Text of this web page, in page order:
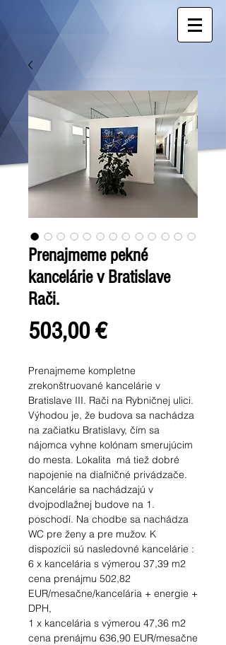
Prenajmeme pekné
kancelárie v Bratislave
Rači.
503,00 €Cena
Prenajmeme kompletne
zrekonštruované kancelárie v
Bratislave III. Rači na Rybničnej ulici.
Výhodou je, že budova sa nachádza
na začiatku Bratislavy, čím sa
nájomca vyhne kolónam smerujúcim
do mesta. Lokalita má tiež dobré
napojenie na diaľničné privádzače.
Kancelárie sa nachádzajú v
dvojpodlažnej budove na 1.
poschodí. Na chodbe sa nachádza
WC pre ženy a pre mužov. K
dispozícii sú nasledovné kancelárie :
6 x kancelária s výmerou 37,39 m2
cena prenájmu 502,82
EUR/mesačne/kancelária + energie +
DPH,
1 x kancelária s výmerou 47,36 m2
cena prenájmu 636,90 EUR/mesačne